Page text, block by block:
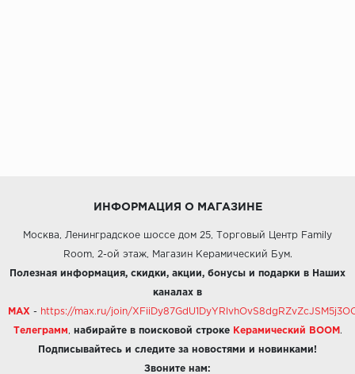
ИНФОРМАЦИЯ О МАГАЗИНЕ
Москва, Ленинградское шоссе дом 25, Торговый Центр Family
Room, 2-ой этаж, Магазин Керамический Бум.
Полезная информация, скидки, акции, бонусы и подарки в Наших
каналах в
MAX - https://max.ru/join/
Телеграмм набирайте в поисковой строке Керамический BOOM .
Подписывайтесь и следите за новостями и новинками!
Звоните нам: